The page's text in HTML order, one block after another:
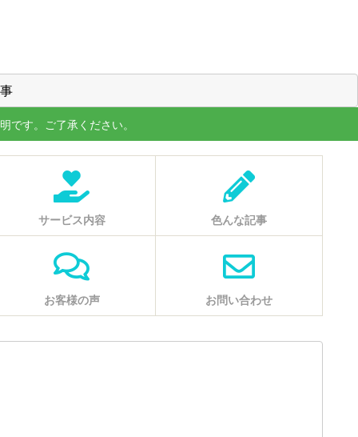
す。ご了承ください。
サービス内容 色んな記事
お客様の声 お問い合わせ